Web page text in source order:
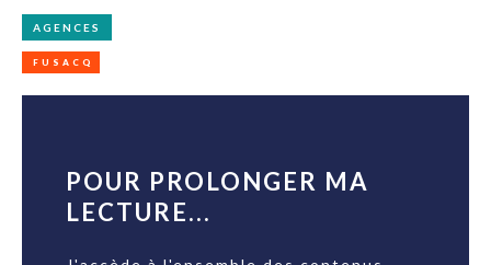
AGENCES
FUSACQ
POUR PROLONGER MA
LECTURE...